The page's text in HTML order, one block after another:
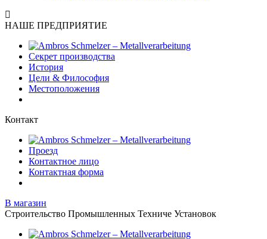
НАШЕ ПРЕДПРИЯТИЕ
Секрет производства
История
Цели & Философия
Местоположения
Контакт
Проезд
Контактное лицо
Контактная форма
В магазин
Строительство Промышленных Техниче Установок